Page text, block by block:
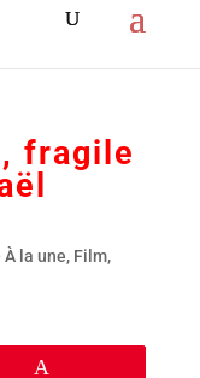
fragile
À la une, Film,